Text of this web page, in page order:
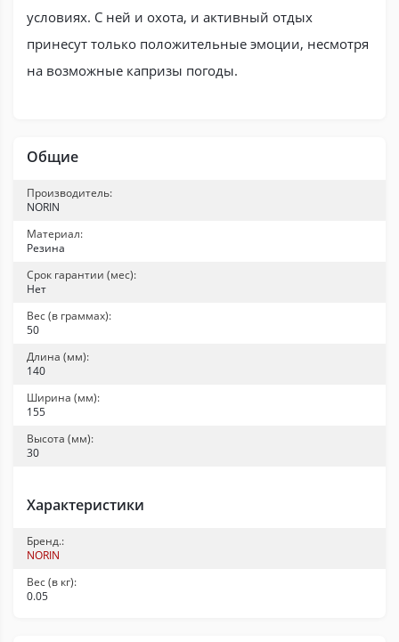
условиях. С ней и охота, и активный отдых
принесут только положительные эмоции, несмотря
на возможные капризы погоды.
Общие
Производитель:
NORIN
Материал:
Резина
Срок гарантии (мес):
Нет
Вес (в граммах):
50
Длина (мм):
140
Ширина (мм):
155
Высота (мм):
30
Характеристики
Бренд.:
NORIN
Вес (в кг):
0.05